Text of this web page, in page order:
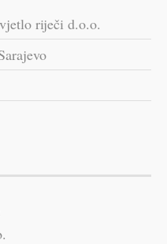
riječi d.o.o.